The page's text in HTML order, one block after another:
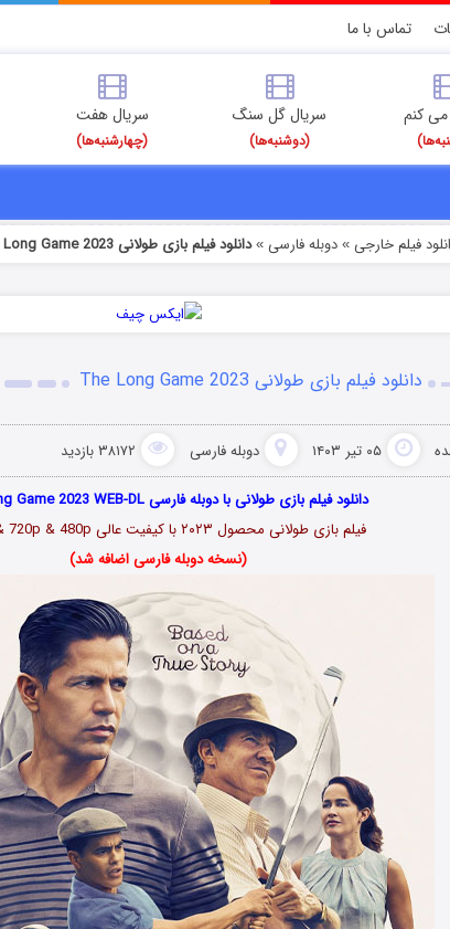
تماس با ما
می کنم سریال گل سنگ
(دوشنبه‌ها)
سریال هفت
(چهارشنبه‌ها)
فیلم خارجی » دوبله فارسی »دانلود فیلم بازی طولانی The Long Game 2023
دانلود فیلم بازی طولانی The Long Game 2023
۰۵ تیر ۱۴۰۳ دوبله فارسی ۳۸۱۷۲ بازدید
دانلود فیلم بازی طولانی با دوبله فارسی The Long Game 2023 WEB-DL
فیلم بازی طولانی محصول ۲۰۲۳ با کیفیت عالی 1080p & 720p & 480p
(نسخه دوبله فارسی اضافه شد)